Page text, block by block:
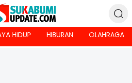
HIDUP HIBURAN OLAHRAGA